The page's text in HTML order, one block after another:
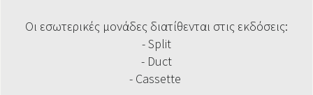
Οι εσωτερικές μονάδες διατίθενται στις εκδόσεις:
- Split
- Duct
- Cassette